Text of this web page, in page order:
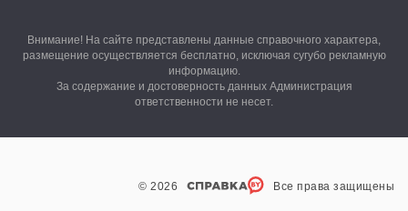
Внимание! На сайте представлены данные справочного характера,
размещение осуществляется бесплатно, исключая сугубо рекламную
информацию.
За содержание и достоверность данных Администрация
ответственности не несет.
© 2026 Все права защищены